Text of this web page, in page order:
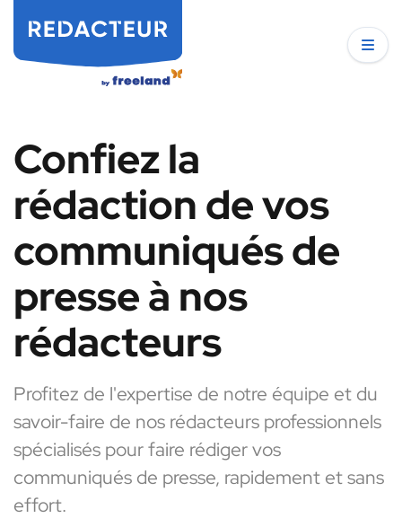
Confiez la
rédaction de vos
communiqués de
presse à nos
rédacteurs
Profitez de l'expertise de notre équipe et du
savoir-faire de nos rédacteurs professionnels
spécialisés pour faire rédiger vos
communiqués de presse, rapidement et sans
effort.